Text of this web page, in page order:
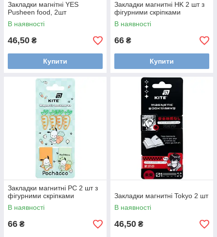
Закладки магнітні YES
Pusheen food, 2шт
В наявності
46,50 ₴
Купити
Закладки магнитні HK 2 шт з
фігурними скріпками
В наявності
66 ₴
Купити
Закладки магнитні PC 2 шт з
фігурними скріпками
В наявності
66 ₴
Закладки магнитні Tokyo 2 шт
В наявності
46,50 ₴